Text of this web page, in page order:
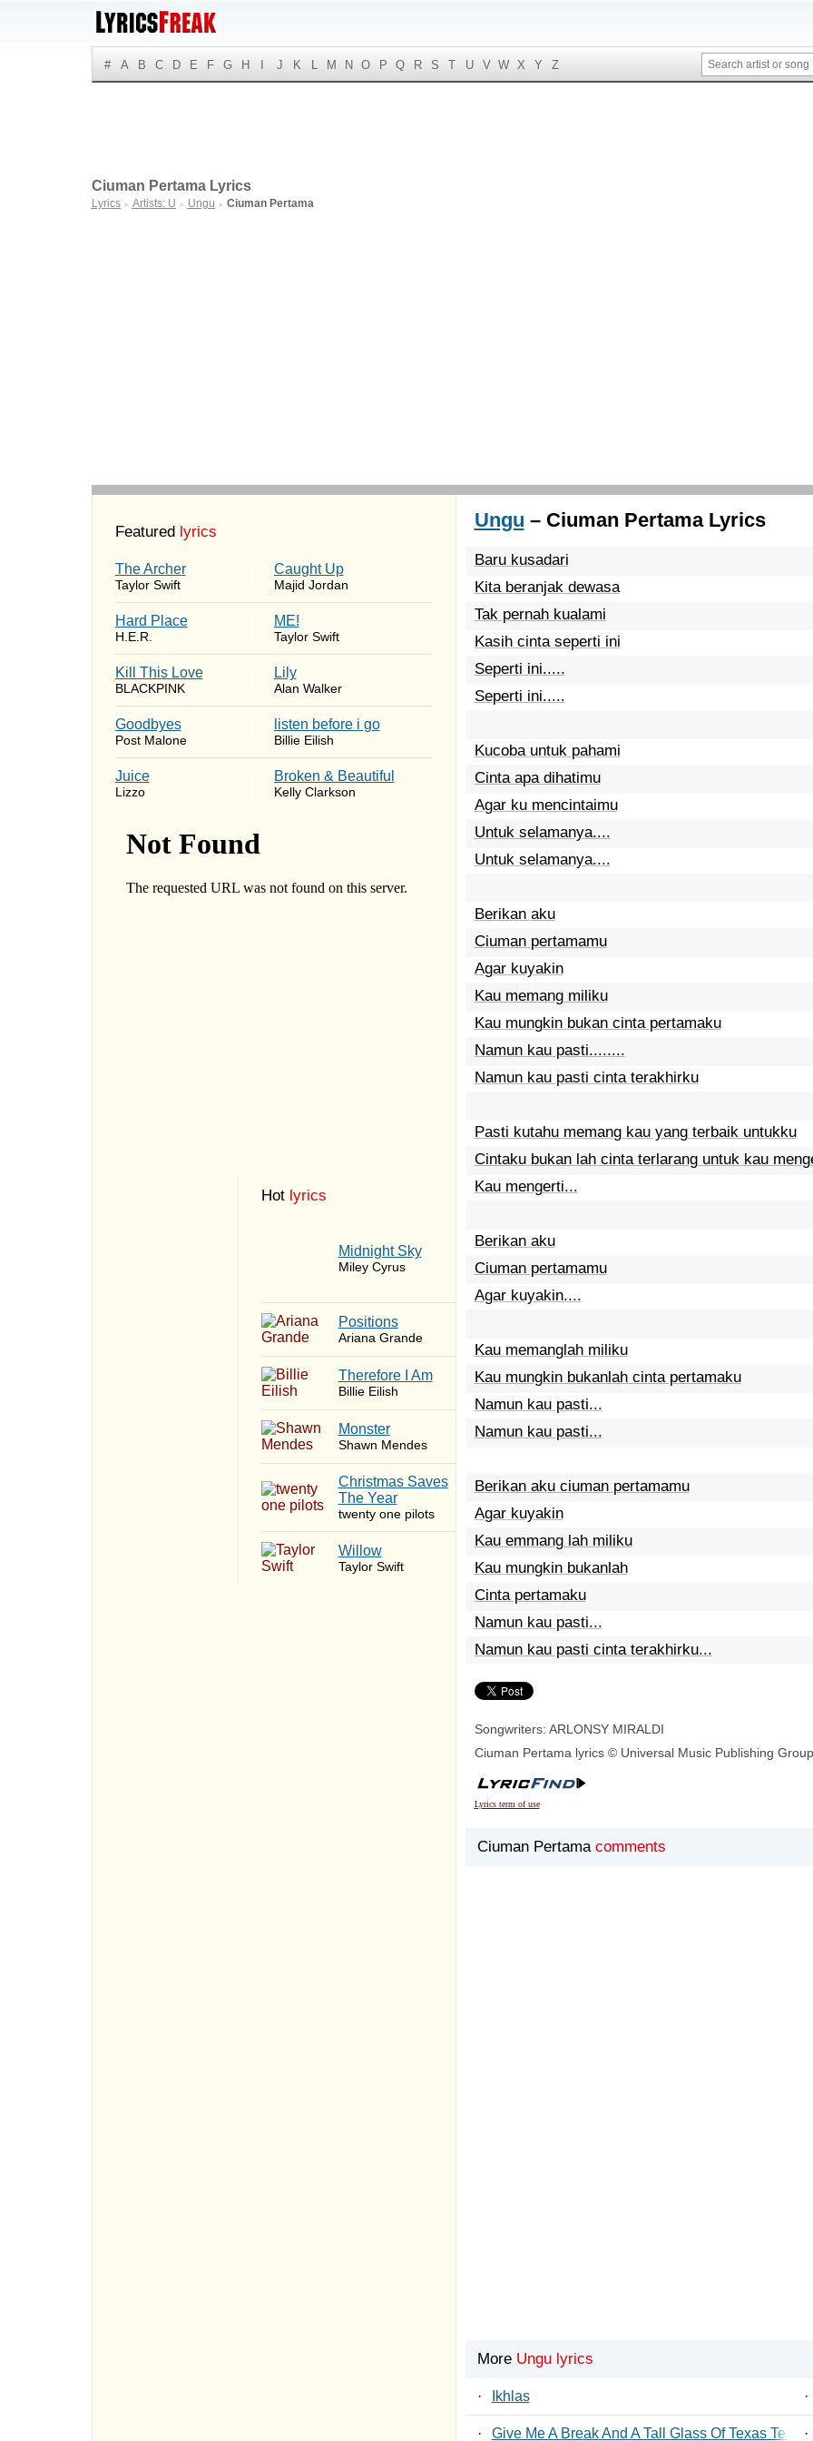
# A B C D E F G H J K L M N O P Q R S T U V W X Y Z
Ciuman Pertama Lyrics
Lyrics ► Artists: U ► Ungu ► Ciuman Pertama
Featured lyrics
The Archer
Taylor Swift
Caught Up
Majid Jordan
Hard Place
H.E.R.
ME!
Taylor Swift
Kill This Love
BLACKPINK
Lily
Alan Walker
Goodbyes
Post Malone
​listen before i go
Billie Eilish
Juice
Lizzo
Broken & Beautiful
Kelly Clarkson
Hot lyrics
Midnight Sky
Miley Cyrus
​Positions
Ariana Grande
Therefore I Am
Billie Eilish
Monster
Shawn Mendes
Christmas Saves
The Year
twenty one pilots
Willow
Taylor Swift
Ungu – Ciuman Pertama Lyrics
Baru kusadari
Kita beranjak dewasa
Tak pernah kualami
Kasih cinta seperti ini
Seperti ini.....
Seperti ini.....
Kucoba untuk pahami
Cinta apa dihatimu
Agar ku mencintaimu
Untuk selamanya....
Untuk selamanya....
Berikan aku
Ciuman pertamamu
Agar kuyakin
Kau memang miliku
Kau mungkin bukan cinta pertamaku
Namun kau pasti........
Namun kau pasti cinta terakhirku
Pasti kutahu memang kau yang terbaik untukku
Cintaku bukan lah cinta terlarang untuk kau
Kau mengerti...
Berikan aku
Ciuman pertamamu
Agar kuyakin....
Kau memanglah miliku
Kau mungkin bukanlah cinta pertamaku
Namun kau pasti...
Namun kau pasti...
Berikan aku ciuman pertamamu
Agar kuyakin
Kau emmang lah miliku
Kau mungkin bukanlah
Cinta pertamaku
Namun kau pasti...
Namun kau pasti cinta terakhirku...
Songwriters: ARLONSY MIRALDI
Ciuman Pertama lyrics © Universal Music Publishing Group
Lyrics term of use
Ciuman Pertama comments
More Ungu lyrics
· Ikhlas ·
· Give Me A Break And A Tall Glass Of Texas Tea ·